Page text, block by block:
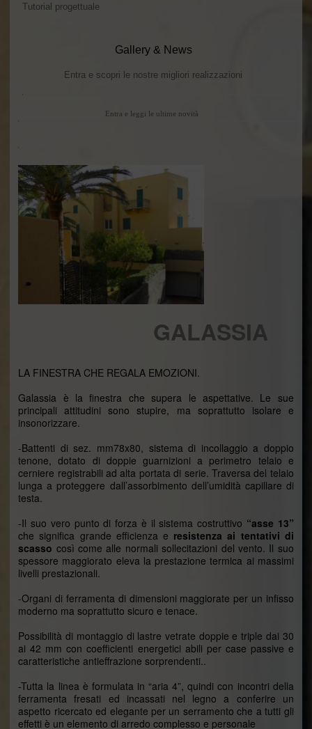
Tutorial progettuale
Gallery & News
Entra e scopri le nostre migliori realizzazioni
Entra e leggi le ultime novità
GALASSIA
LA FINESTRA CHE REGALA EMOZIONI.
Galassia è la finestra che supera le aspettative. Le sue
principali attitudini sono stupire, ma soprattutto isolare e
insonorizzare.
-Battenti di sez. mm78x80, sistema di incollaggio a doppio
tenone, dotato di doppie guarnizioni a perimetro telaio e
cerniere registrabili ad alta portata di serie. Traversa del telaio
lunga a proteggere dall’assorbimento dell’umidità capillare di
testa.
-Il suo vero punto di forza è il sistema costruttivo “asse 13”
che significa grande efficienza e resistenza ai tentativi di
scasso così come alle normali sollecitazioni del vento. Il suo
spessore maggiorato eleva la prestazione termica ai massimi
livelli prestazionali.
-Organi di ferramenta di dimensioni maggiorate per un infisso
moderno ma soprattutto sicuro e tenace.
Possibilità di montaggio di lastre vetrate doppie e triple dai 30
ai 42 mm con coefficienti energetici abili per case passive e
caratteristiche antieffrazione sorprendenti..
-Tutta la linea è formulata in “aria 4”, quindi con incontri della
ferramenta fresati ed incassati nel legno a conferire un
aspetto ricercato ed elegante per un serramento che a tutti gli
effetti è un elemento di arredo complesso e personale